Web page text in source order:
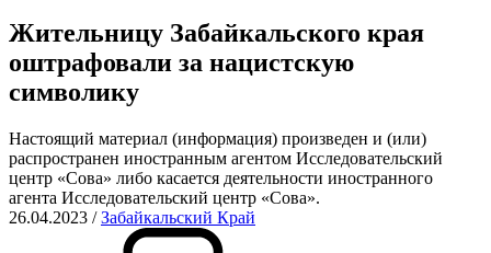
Жительницу Забайкальского края
оштрафовали за нацистскую
символику
Настоящий материал (информация) произведен и (или)
распространен иностранным агентом Исследовательский
центр «Сова» либо касается деятельности иностранного
агента Исследовательский центр «Сова».
26.04.2023 /Забайкальский Край